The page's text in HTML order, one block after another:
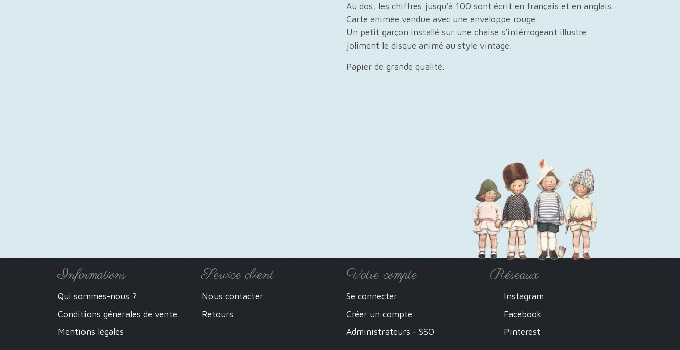
Au dos, les chiffres jusqu'à 100 sont écrit en français et en anglais.
Carte animée vendue avec une enveloppe rouge.
Un petit garçon installé sur une chaise s'intérrogeant illustre
joliment le disque animé au style vintage.
Papier de grande qualité.
Informations
Qui sommes-nous ?
Conditions générales de vente
Mentions légales
Service client
Nous contacter
Retours
Votre compte
Se connecter
Créer un compte
Administrateurs - SSO
Réseaux
Instagram
Facebook
Pinterest